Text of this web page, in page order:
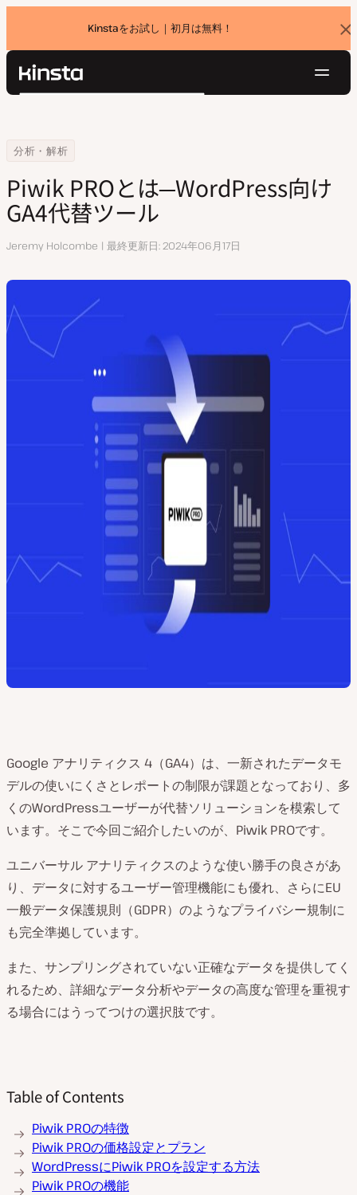
Kinstaをお試し｜初月は無料！
バ
ナ
Kinsta®
ョ
価格設定
お問い合わせ
検
Home
リソースセンター
分析・解析
Piwik PROとは─WordPress向けGA4代替ツール
Piwik PROとは─WordPress向け
GA4代替ツール
執
Jeremy Holcombe 最終更新日 2024年06月17日
Google アナリティクス 4（GA4）は、一新されたデータモ
デルの使いにくさとレポートの制限が課題となっており、多
くのWordPressユーザーが代替ソリューションを模索して
います。そこで今回ご紹介したいのが、Piwik PROです。
ユニバーサル アナリティクスのような使い勝手の良さがあ
り、データに対するユーザー管理機能にも優れ、さらにEU
一般データ保護規則（GDPR）のようなプライバシー規制に
も完全準拠しています。
また、サンプリングされていない正確なデータを提供してく
れるため、詳細なデータ分析やデータの高度な管理を重視す
る場合にはうってつけの選択肢です。
Table of Contents
Piwik PROの特徴
Piwik PROの価格設定とプラン
WordPressにPiwik PROを設定する方法
Piwik PROの機能